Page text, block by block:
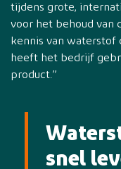
tijdens grote,
voor het behoud van
kennis van waterstof
heeft het bedrijf
product.”
snel